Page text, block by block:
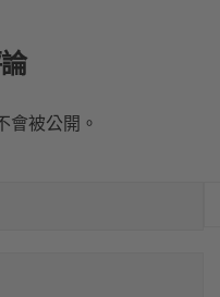
會被公開。